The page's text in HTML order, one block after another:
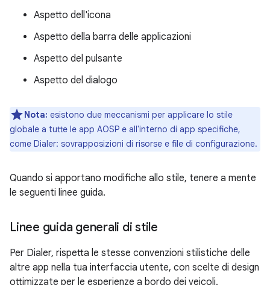
Aspetto dell'icona
Aspetto della barra delle applicazioni
Aspetto del pulsante
Aspetto del dialogo
Nota: esistono due meccanismi per applicare lo stile
globale a tutte le app AOSP e all'interno di app specifiche,
come Dialer: sovrapposizioni di risorse e file di configurazione.
Quando si apportano modifiche allo stile, tenere a mente
le seguenti linee guida.
Linee guida generali di stile
Per Dialer, rispetta le stesse convenzioni stilistiche delle
altre app nella tua interfaccia utente, con scelte di design
ottimizzate per le esperienze a bordo dei veicoli.